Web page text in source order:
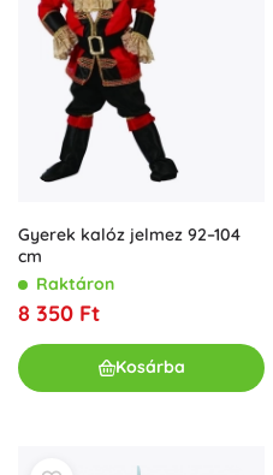
Gyerek kalóz jelmez 92–104
cm
Raktáron
8 350 Ft
Kosárba